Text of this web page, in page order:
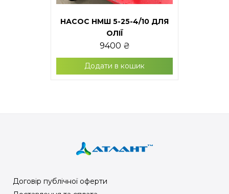
НАСОС НМШ 5-25-4/10 ДЛЯ
ОЛІЇ
9400 ₴
Додати в кошик
Договір публічної оферти